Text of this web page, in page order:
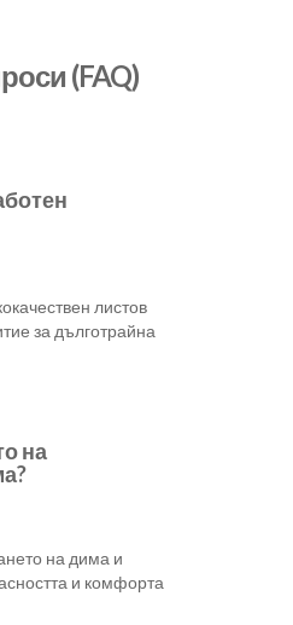
(FAQ)
листов
за дълготрайна
на
на дима и
и комфорта